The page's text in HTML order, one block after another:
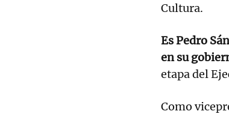
Cultura.
Es Pedro
en su
etapa del
Como